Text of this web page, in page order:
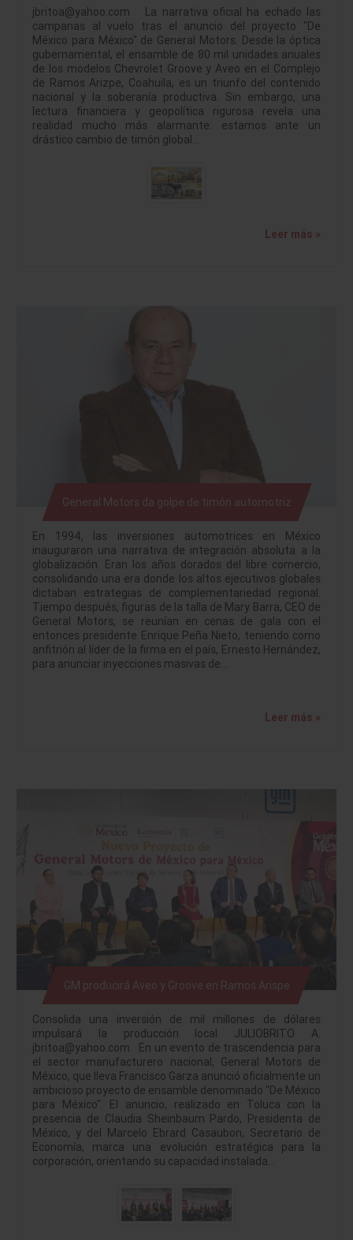
jbritoa@yahoo.com La narrativa oficial ha echado las
campanas al vuelo tras el anuncio del proyecto "De
México para México" de General Motors. Desde la óptica
gubernamental, el ensamble de 80 mil unidades anuales
de los modelos Chevrolet Groove y Aveo en el Complejo
de Ramos Arizpe, Coahuila, es un triunfo del contenido
nacional y la soberanía productiva. Sin embargo, una
lectura financiera y geopolítica rigurosa revela una
realidad mucho más alarmante: estamos ante un
drástico cambio de timón global…
Leer más »
General Motors da golpe de timón automotriz
En 1994, las inversiones automotrices en México
inauguraron una narrativa de integración absoluta a la
globalización. Eran los años dorados del libre comercio,
consolidando una era donde los altos ejecutivos globales
dictaban estrategias de complementariedad regional.
Tiempo después, figuras de la talla de Mary Barra, CEO de
General Motors, se reunían en cenas de gala con el
entonces presidente Enrique Peña Nieto, teniendo como
anfitrión al líder de la firma en el país, Ernesto Hernández,
para anunciar inyecciones masivas de…
Leer más »
GM producirá Aveo y Groove en Ramos Arispe
Consolida una inversión de mil millones de dólares
impulsará la producción local JULIOBRITO A.
jbritoa@yahoo.com En un evento de trascendencia para
el sector manufacturero nacional, General Motors de
México, que lleva Francisco Garza anunció oficialmente un
ambicioso proyecto de ensamble denominado "De México
para México". El anuncio, realizado en Toluca con la
presencia de Claudia Sheinbaum Pardo, Presidenta de
México, y del Marcelo Ebrard Casaubon, Secretario de
Economía, marca una evolución estratégica para la
corporación, orientando su capacidad instalada…